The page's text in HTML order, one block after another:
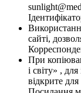
сайті,
При
і світу» ,
відкрите